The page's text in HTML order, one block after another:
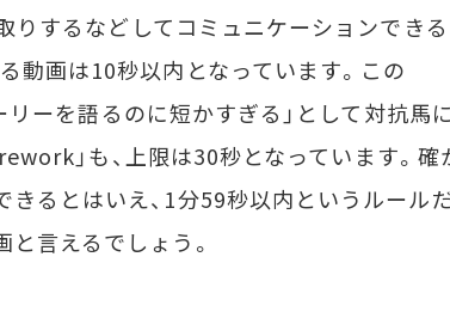
するなどしてコミュニケーションでき
動画は10秒以内となっています。この
ーを語るのに短かすぎる」として対抗馬
」も、上限は30秒となっています。確
るとはいえ、1分59秒以内というルール
言えるでしょう。